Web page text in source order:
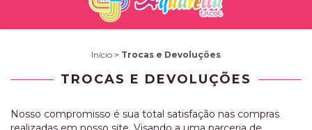
Início > Trocas e Devoluções
TROCAS E DEVOLUÇÕES
Nosso compromisso é sua total satisfação nas compras